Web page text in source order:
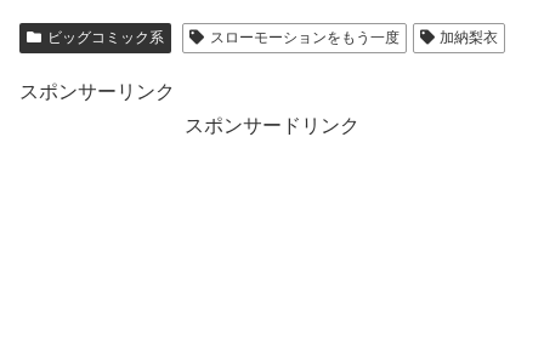
ビッグコミック系 スローモーションをもう一度 加納梨衣
スポンサーリンク
スポンサードリンク